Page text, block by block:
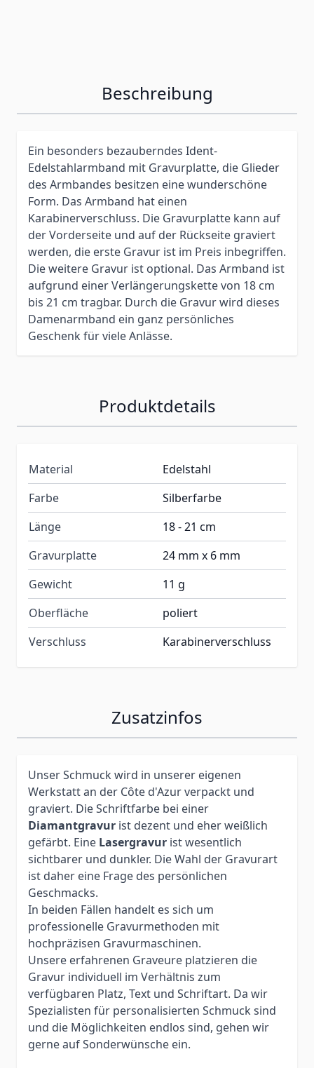
Beschreibung
Ein besonders bezauberndes Ident-
Edelstahlarmband mit Gravurplatte, die Glieder
des Armbandes besitzen eine wunderschöne
Form. Das Armband hat einen
Karabinerverschluss. Die Gravurplatte kann auf
der Vorderseite und auf der Rückseite graviert
werden, die erste Gravur ist im Preis inbegriffen.
Die weitere Gravur ist optional. Das Armband ist
aufgrund einer Verlängerungskette von 18 cm
bis 21 cm tragbar. Durch die Gravur wird dieses
Damenarmband ein ganz persönliches
Geschenk für viele Anlässe.
Produktdetails
Material
Edelstahl
Farbe
Silberfarbe
Länge
18 - 21 cm
Gravurplatte
24 mm x 6 mm
Gewicht
11 g
Oberfläche
poliert
Verschluss
Karabinerverschluss
Zusatzinfos
Unser Schmuck wird in unserer eigenen
Werkstatt an der Côte d'Azur verpackt und
graviert. Die Schriftfarbe bei einer
Diamantgravur ist dezent und eher weißlich
gefärbt. Eine Lasergravur ist wesentlich
sichtbarer und dunkler. Die Wahl der Gravurart
ist daher eine Frage des persönlichen
Geschmacks.
In beiden Fällen handelt es sich um
professionelle Gravurmethoden mit
hochpräzisen Gravurmaschinen.
Unsere erfahrenen Graveure platzieren die
Gravur individuell im Verhältnis zum
verfügbaren Platz, Text und Schriftart. Da wir
Spezialisten für personalisierten Schmuck sind
und die Möglichkeiten endlos sind, gehen wir
gerne auf Sonderwünsche ein.